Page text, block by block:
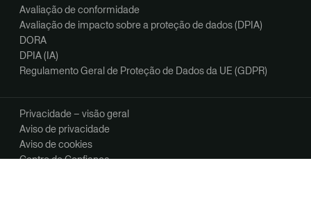
Avaliação de conformidade
Avaliação de impacto sobre a proteção de dados (DPIA)
DORA
DPIA (IA)
Regulamento Geral de Proteção de Dados da UE (GDPR)
Privacidade – visão geral
Aviso de privacidade
Aviso de cookies
Centro de Confiança